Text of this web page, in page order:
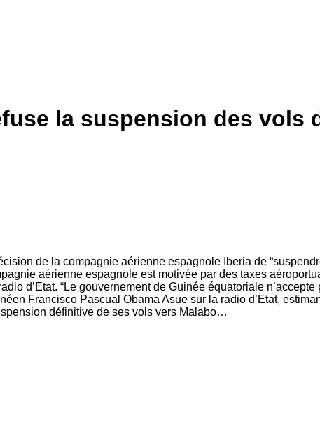
la suspension des vols
de la compagnie aérienne espagnole Iberia de
aérienne espagnole est motivée par des taxes
d’Etat. “Le gouvernement de Guinée équatoriale
Francisco Pascual Obama Asue sur la radio d’Etat,
définitive de ses vols vers Malabo…